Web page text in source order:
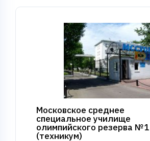
Московское среднее
специальное училище
олимпийского резерва №1
(техникум)